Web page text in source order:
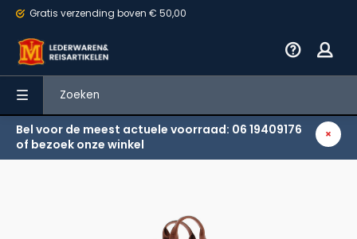
Gratis verzending boven € 50,00
Bel voor de meest actuele voorraad: 06 19409176
of bezoek onze winkel
Terug